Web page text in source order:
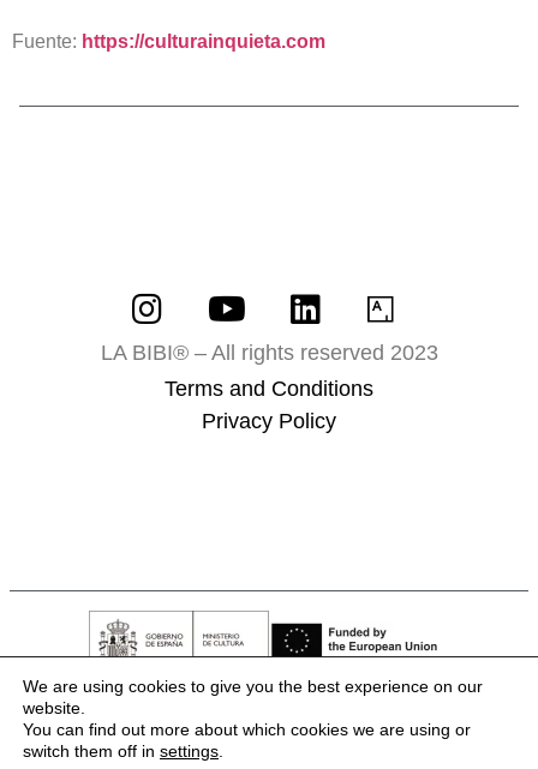
Fuente: https://culturainquieta.com
LA BIBI® – All rights reserved 2023
Terms and Conditions
Privacy Policy
We are using cookies to give you the best experience on our
website.
You can find out more about which cookies we are using or
switch them off in settings